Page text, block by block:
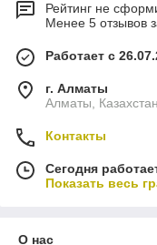
Рейтинг не
Менее 5 отзывов
Работает с
г. Алматы
Алматы, Казахстан
Контакты
Сегодня
Показать весь
О нас